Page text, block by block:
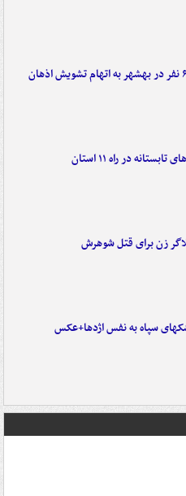
دستگیری ۶ نفر در بهشهر به اتهام تشویش اذهان
در راه ۱۱ استان
زن برای قتل شوهرش
سپاه به نفس اژدها+عکس